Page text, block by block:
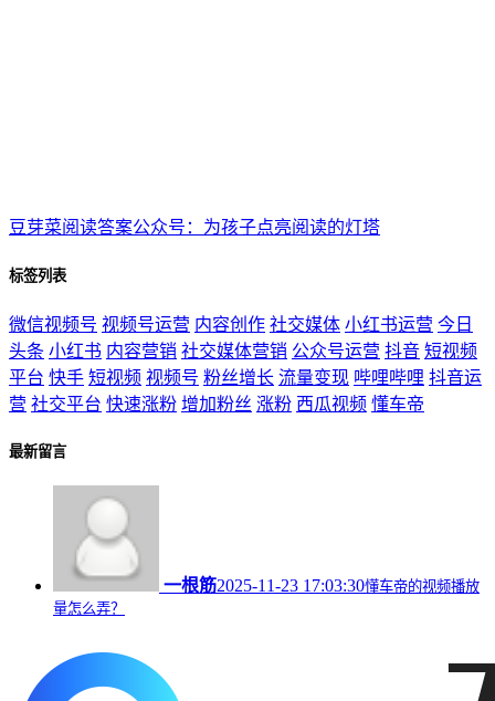
豆芽菜阅读答案公众号：为孩子点亮阅读的灯塔
标签列表
微信视频号 视频号运营 内容创作 社交媒体 小红书运营 今日
头条 小红书 内容营销 社交媒体营销 公众号运营 抖音 短视频
平台 快手 短视频 视频号 粉丝增长 流量变现 哔哩哔哩 抖音运
营 社交平台 快速涨粉 增加粉丝 涨粉 西瓜视频 懂车帝
最新留言
一根筋2025-11-23 17:03:30懂车帝的视频播放
量怎么弄？